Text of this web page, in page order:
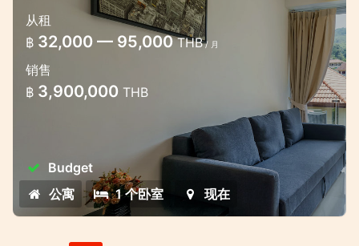
从租
฿ 32,000 — 95,000THB/ 月
销售
฿ 3,900,000 THB
Budget
公寓
1 个卧室 现在